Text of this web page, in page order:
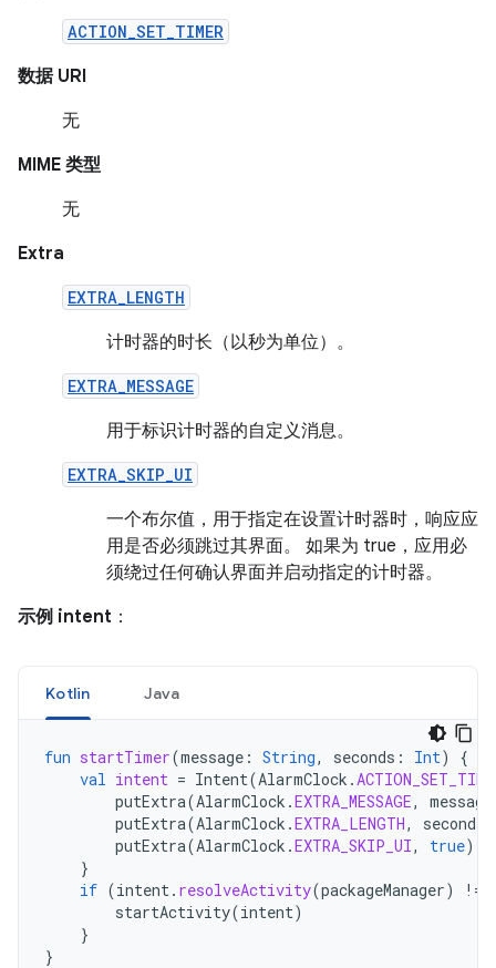
ACTION_SET_TIMER
数据 URI
无
MIME 类型
无
Extra
EXTRA_LENGTH
计时器的时长（以秒为单位）。
EXTRA_MESSAGE
用于标识计时器的自定义消息。
EXTRA_SKIP_UI
一个布尔值，用于指定在设置计时器时，响应应
用是否必须跳过其界面。 如果为 true，应用必
须绕过任何确认界面并启动指定的计时器。
示例 intent ：
Kotlin Java
fun startTimer(message : String, seconds : Int)
{
val intent = Intent(AlarmClock .
putExtra(AlarmClock .EXTRA_MESSAGE, message
putExtra(AlarmClock .EXTRA_LENGTH, seconds
putExtra(AlarmClock .EXTRA_SKIP_UI, true)
}
if (intent. resolveActivity(packageManager) !=
startActivity(intent)
}
}